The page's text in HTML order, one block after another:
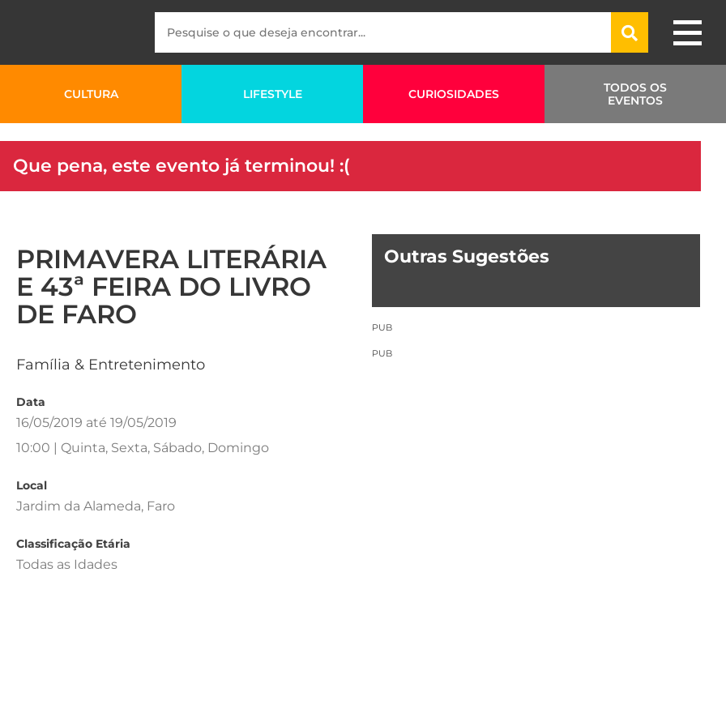
CULTURA LIFESTYLE CURIOSIDADES
TODOS OS
EVENTOS
Que pena, este evento já terminou! :(
PRIMAVERA LITERÁRIA
E 43ª FEIRA DO LIVRO
DE FARO
Família & Entretenimento
Data
16/05/2019 até 19/05/2019
10:00 | Quinta, Sexta, Sábado, Domingo
Local
Jardim da Alameda, Faro
Classificação Etária
Todas as Idades
Outras Sugestões
PUB
PUB